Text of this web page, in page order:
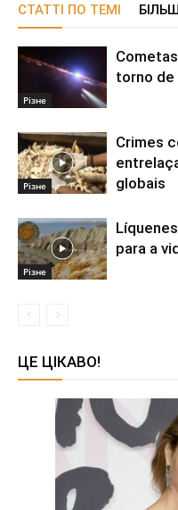
СТАТТІ ПО ТЕМІ
Різне
torno
Різне
Crimes
globais
Різне
para a
ЦЕ ЦІКАВО!